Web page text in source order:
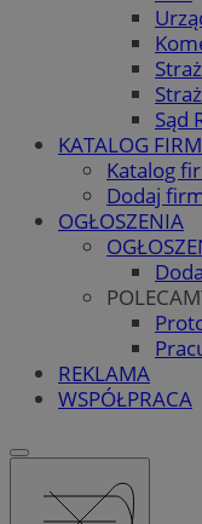
Sąd
KATALOG FIRM
Katalog
Dodaj
OGŁOSZENIA
REKLAMA
WSPÓŁPRACA